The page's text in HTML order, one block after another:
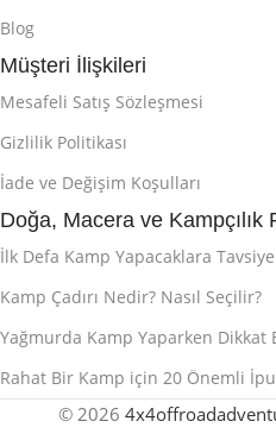
Blog
Müşteri İlişkileri
Mesafeli Satış Sözleşmesi
Gizlilik Politikası
İade ve Değişim Koşulları
Doğa, Macera ve Kampçılık
İlk Defa Kamp Yapacaklara
Kamp Çadırı Nedir? Nasıl Seçilir?
Yağmurda Kamp Yaparken Dikkat
Rahat Bir Kamp için 20 Önemli
© 2026